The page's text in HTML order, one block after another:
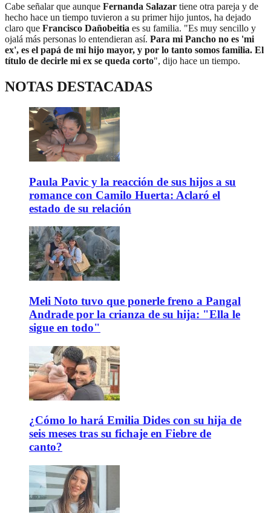
Cabe señalar que aunque Fernanda Salazar tiene otra pareja y de
hecho hace un tiempo tuvieron a su primer hijo juntos, ha dejado
claro que Francisco Dañobeitia es su familia. "Es muy sencillo y
ojalá más personas lo entendieran así. Para mi Pancho no es 'mi
ex', es el papá de mi hijo mayor, y por lo tanto somos familia. El
título de decirle mi ex se queda corto", dijo hace un tiempo.
NOTAS DESTACADAS
Paula Pavic y la reacción de sus hijos a su
romance con Camilo Huerta: Aclaró el
estado de su relación
Meli Noto tuvo que ponerle freno a Pangal
Andrade por la crianza de su hija: "Ella le
sigue en todo"
¿Cómo lo hará Emilia Dides con su hija de
seis meses tras su fichaje en Fiebre de
canto?